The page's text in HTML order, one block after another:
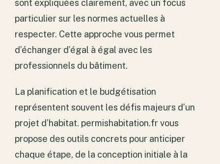
sont expliquées clairement, avec un focus
particulier sur les normes actuelles à
respecter. Cette approche vous permet
d’échanger d’égal à égal avec les
professionnels du bâtiment.
La planification et le budgétisation
représentent souvent les défis majeurs d’un
projet d’habitat. permishabitation.fr vous
propose des outils concrets pour anticiper
chaque étape, de la conception initiale à la